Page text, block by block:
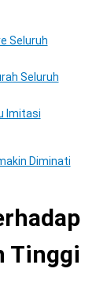
Seluruh
Seluruh
Imitasi
Diminati
Tinggi